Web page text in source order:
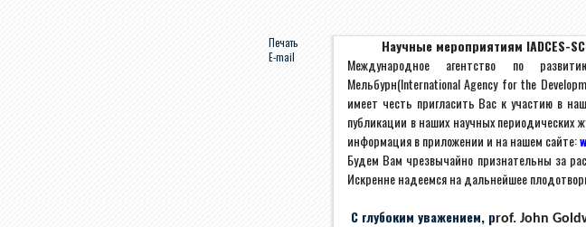
Печать
E-mail
Научные мероприятиям IADCES-
Международное агентство по
Мельбурн(International Agency for the
имеет честь пригласить Вас к участию в
публикации в наших научных периодических
информация в приложении и на нашем сайте:
Будем Вам чрезвычайно признательны за
Искренне надеемся на дальнейшее
С глубоким уважением, prof. John